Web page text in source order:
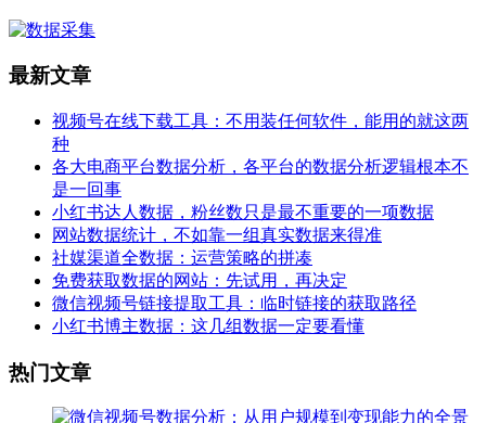
最新文章
视频号在线下载工具：不用装任何软件，能用的就这两
种
各大电商平台数据分析，各平台的数据分析逻辑根本不
是一回事
小红书达人数据，粉丝数只是最不重要的一项数据
网站数据统计，不如靠一组真实数据来得准
社媒渠道全数据：运营策略的拼凑
免费获取数据的网站：先试用，再决定
微信视频号链接提取工具：临时链接的获取路径
小红书博主数据：这几组数据一定要看懂
热门文章